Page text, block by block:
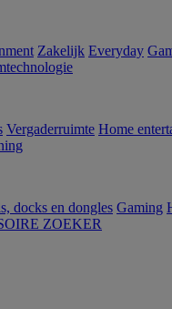
Zakelijk Everyday
Vergaderruimte Home
docks en dongles Gaming
ZOEKER